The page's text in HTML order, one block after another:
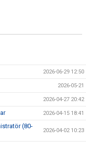
2026-06-29 12:50
2026-05-21
2026-04-27 20:42
2026-04-15 18:41
(80-
2026-04-02 10:23